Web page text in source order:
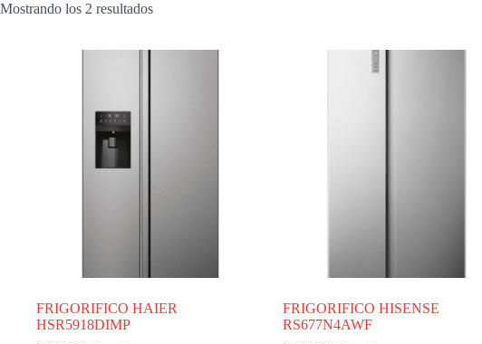
Mostrando los 2 resultados
FRIGORIFICO HAIER
HSR5918DIMP
FRIGORIFICO HISENSE
RS677N4AWF